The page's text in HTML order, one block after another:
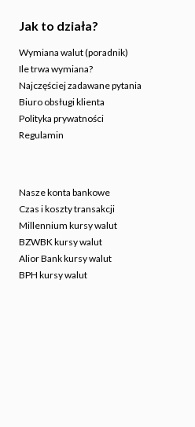
Jak to działa?
Wymiana walut (poradnik)
Ile trwa wymiana?
Najczęściej zadawane pytania
Biuro obsługi klienta
Polityka prywatności
Regulamin
Nasze konta bankowe
Czas i koszty transakcji
Millennium kursy walut
BZWBK kursy walut
Alior Bank kursy walut
BPH kursy walut